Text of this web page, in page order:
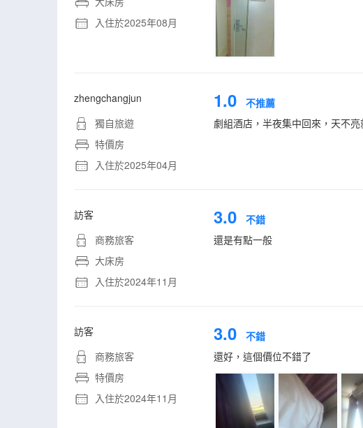
入住於2025年08月
zhengchangjun
獨自旅遊
特價房
入住於2025年04月
1.0 不推薦
劇組酒店，半夜集中回來，天不
訪客
商務旅客
大床房
入住於2024年11月
3.0 不錯
還是有點一般
訪客
商務旅客
特價房
入住於2024年11月
3.0 不錯
還好，這個價位不錯了